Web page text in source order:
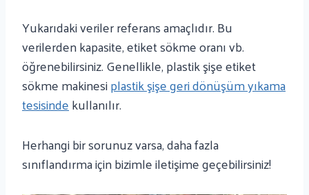
Yukarıdaki veriler referans amaçlıdır. Bu
verilerden kapasite, etiket sökme oranı vb.
öğrenebilirsiniz. Genellikle, plastik şişe etiket
sökme makinesiplastik şişe geri dönüşüm yıkama
tesisindekullanılır.
Herhangi bir sorunuz varsa, daha fazla
sınıflandırma için bizimle iletişime geçebilirsiniz!